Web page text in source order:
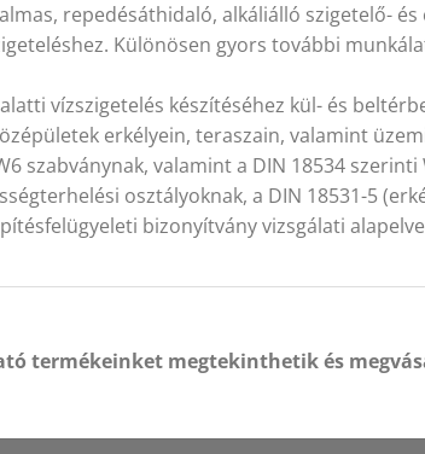
repedésáthidaló, alkáliálló szigetelő-
Különösen gyors további
vízszigetelés készítéséhez kül- és
erkélyein, teraszain, valamint
szabványnak, valamint a DIN 18534
osztályoknak, a DIN 18531-5
bizonyítvány vizsgálati
termékeinket megtekinthetik és